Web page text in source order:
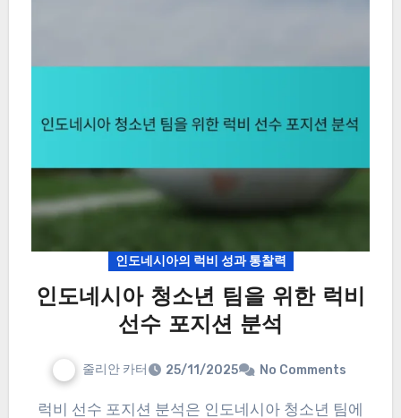
인도네시아의 럭비 성과 통찰력
인도네시아 청소년 팀을 위한 럭비
선수 포지션 분석
줄리안 카터 25/11/2025 No Comments
럭비 선수 포지션 분석은 인도네시아 청소년 팀에